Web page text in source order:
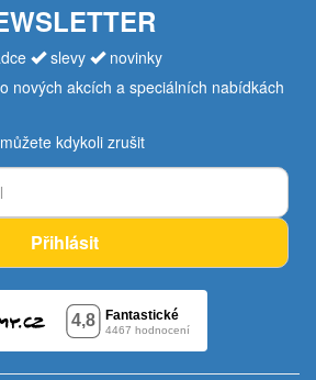
slevy
novinky
nových akcích a speciálních nabídkách
kdykoli zrušit
Přihlásit